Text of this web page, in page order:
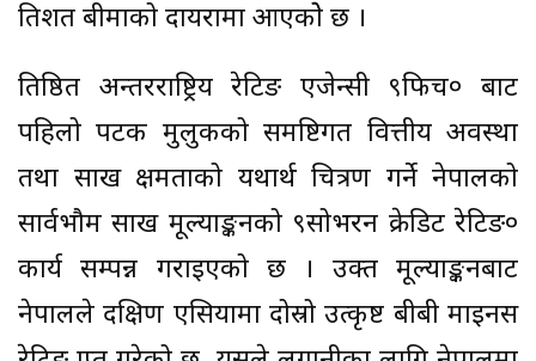
प्रतिशत बीमाको दायरामा आएकोे छ ।
प्रतिष्ठित अन्तरराष्ट्रिय रेटिङ एजेन्सी ९फिच० बाट
पहिलो पटक मुलुकको समष्टिगत वित्तीय अवस्था
तथा साख क्षमताको यथार्थ चित्रण गर्ने नेपालको
सार्वभौम साख मूल्याङ्कनको ९सोभरन क्रेडिट रेटिङ०
कार्य सम्पन्न गराइएको छ । उक्त मूल्याङ्कनबाट
नेपालले दक्षिण एसियामा दोस्रो उत्कृष्ट बीबी माइनस